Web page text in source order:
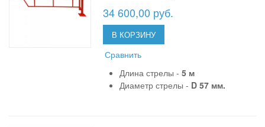
34 600,00 руб.
В КОРЗИНУ
Сравнить
Длина стрелы -5 м
Диаметр стрелы - D 57 мм.